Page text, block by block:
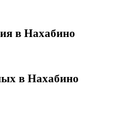
в Нахабино
в Нахабино